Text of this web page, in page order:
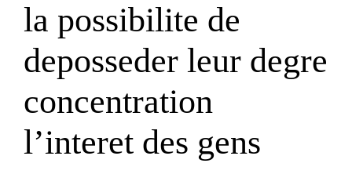
la possibilite de
deposseder leur degre
concentration
l’interet des gens